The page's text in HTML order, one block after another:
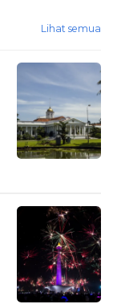
Lihat semua